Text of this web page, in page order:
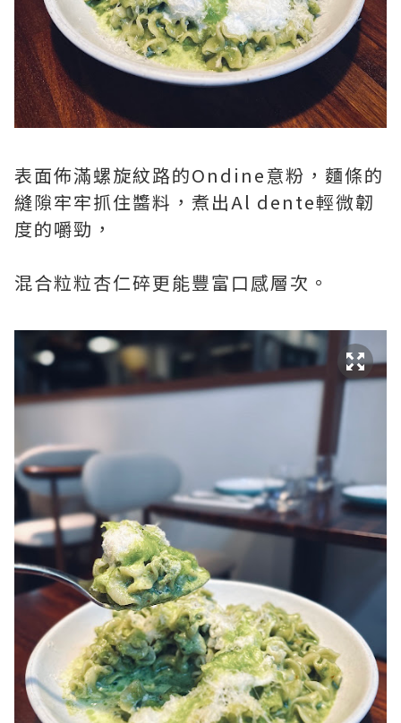
表面佈滿螺旋紋路的Ondine意粉，麵條的
縫隙牢牢抓住醬料，煮出Al dente輕微韌
度的嚼勁，
混合粒粒杏仁碎更能豐富口感層次。